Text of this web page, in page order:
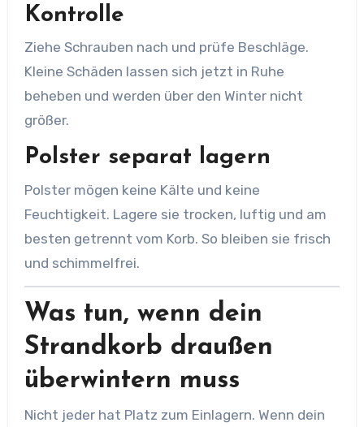
Kontrolle
Ziehe Schrauben nach und prüfe Beschläge.
Kleine Schäden lassen sich jetzt in Ruhe
beheben und werden über den Winter nicht
größer.
Polster separat lagern
Polster mögen keine Kälte und keine
Feuchtigkeit. Lagere sie trocken, luftig und am
besten getrennt vom Korb. So bleiben sie frisch
und schimmelfrei.
Was tun, wenn dein
Strandkorb draußen
überwintern muss
Nicht jeder hat Platz zum Einlagern. Wenn dein